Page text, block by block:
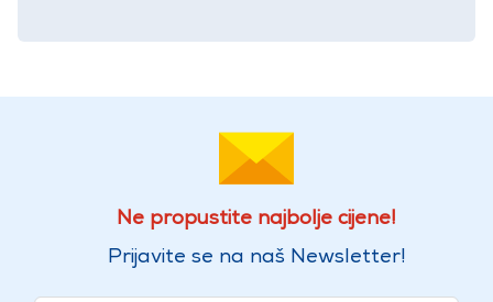
Ne propustite najbolje cijene!
Prijavite se na naš Newsletter!